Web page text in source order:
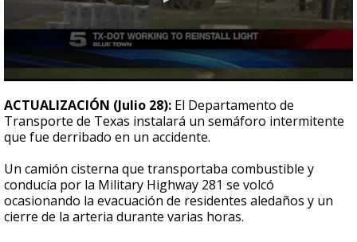
seconds
of
28
seconds
ACTUALIZACIÓN (Julio 28): El Departamento de
Transporte de Texas instalará un semáforo intermitente
que fue derribado en un accidente.
Un camión cisterna que transportaba combustible y
conducía por la Military Highway 281 se volcó
ocasionando la evacuación de residentes aledaños y un
cierre de la arteria durante varias horas.